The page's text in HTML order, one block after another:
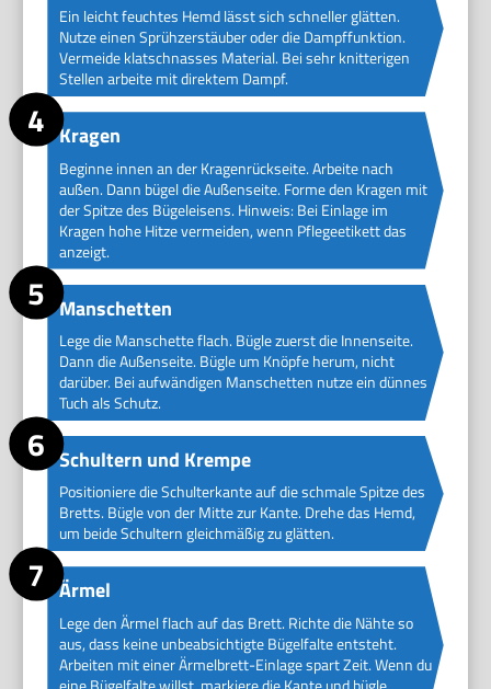
Ein leicht feuchtes Hemd lässt sich schneller glätten.
Nutze einen Sprühzerstäuber oder die Dampffunktion.
Vermeide klatschnasses Material. Bei sehr knitterigen
Stellen arbeite mit direktem Dampf.
Kragen
Beginne innen an der Kragenrückseite. Arbeite nach
außen. Dann bügel die Außenseite. Forme den Kragen mit
der Spitze des Bügeleisens. Hinweis: Bei Einlage im
Kragen hohe Hitze vermeiden, wenn Pflegeetikett das
anzeigt.
Manschetten
Lege die Manschette flach. Bügle zuerst die Innenseite.
Dann die Außenseite. Bügle um Knöpfe herum, nicht
darüber. Bei aufwändigen Manschetten nutze ein dünnes
Tuch als Schutz.
Schultern und Krempe
Positioniere die Schulterkante auf die schmale Spitze des
Bretts. Bügle von der Mitte zur Kante. Drehe das Hemd,
um beide Schultern gleichmäßig zu glätten.
Ärmel
Lege den Ärmel flach auf das Brett. Richte die Nähte so
aus, dass keine unbeabsichtigte Bügelfalte entsteht.
Arbeiten mit einer Ärmelbrett-Einlage spart Zeit. Wenn du